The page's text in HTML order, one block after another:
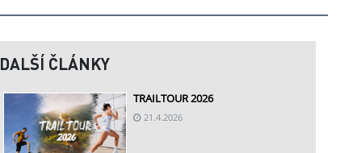
DALŠÍ ČLÁNKY
TRAILTOUR 2026
21.4.2026